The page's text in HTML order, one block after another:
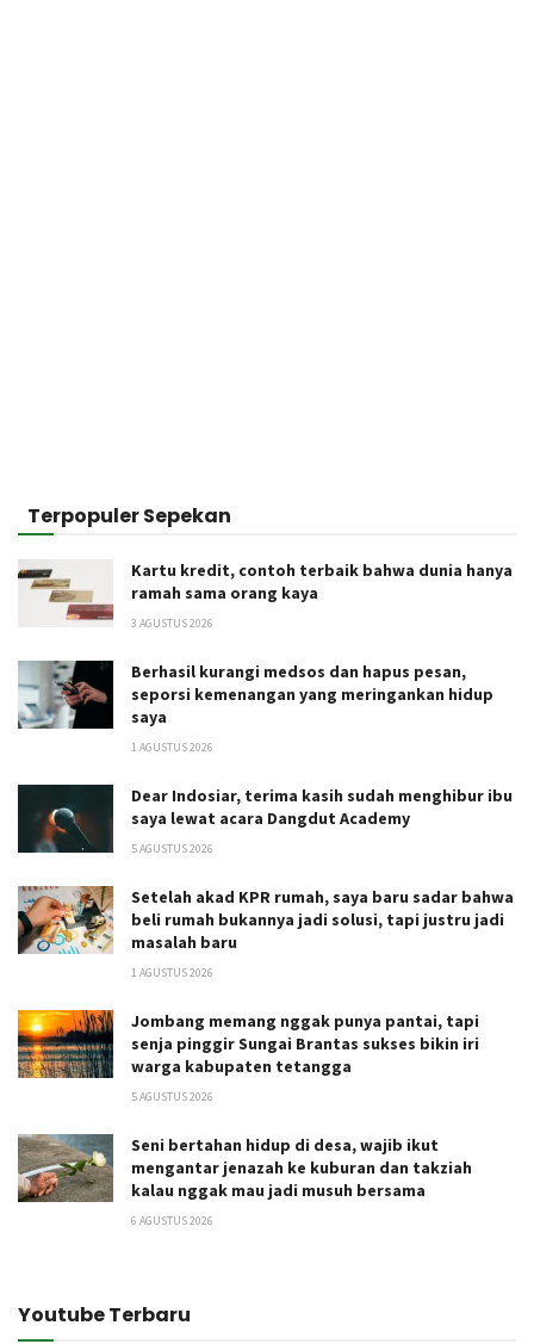
Terpopuler Sepekan
Kartu kredit, contoh terbaik bahwa dunia hanya
ramah sama orang kaya
3 AGUSTUS 2026
Berhasil kurangi medsos dan hapus pesan,
seporsi kemenangan yang meringankan hidup
saya
1 AGUSTUS 2026
Dear Indosiar, terima kasih sudah menghibur ibu
saya lewat acara Dangdut Academy
5 AGUSTUS 2026
Setelah akad KPR rumah, saya baru sadar bahwa
beli rumah bukannya jadi solusi, tapi justru jadi
masalah baru
1 AGUSTUS 2026
Jombang memang nggak punya pantai, tapi
senja pinggir Sungai Brantas sukses bikin iri
warga kabupaten tetangga
5 AGUSTUS 2026
Seni bertahan hidup di desa, wajib ikut
mengantar jenazah ke kuburan dan takziah
kalau nggak mau jadi musuh bersama
6 AGUSTUS 2026
Youtube Terbaru